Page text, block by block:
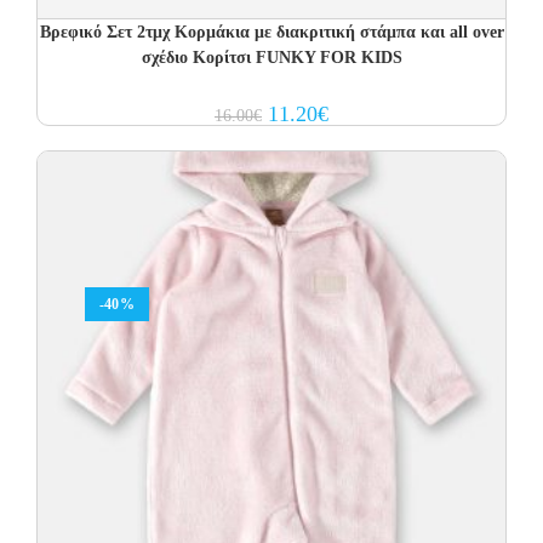
Βρεφικό Σετ 2τμχ Κορμάκια με διακριτική στάμπα και all over
σχέδιο Κορίτσι FUNKY FOR KIDS
16.00€ Original
price
16.00€.
11.20€Current
price
-40%